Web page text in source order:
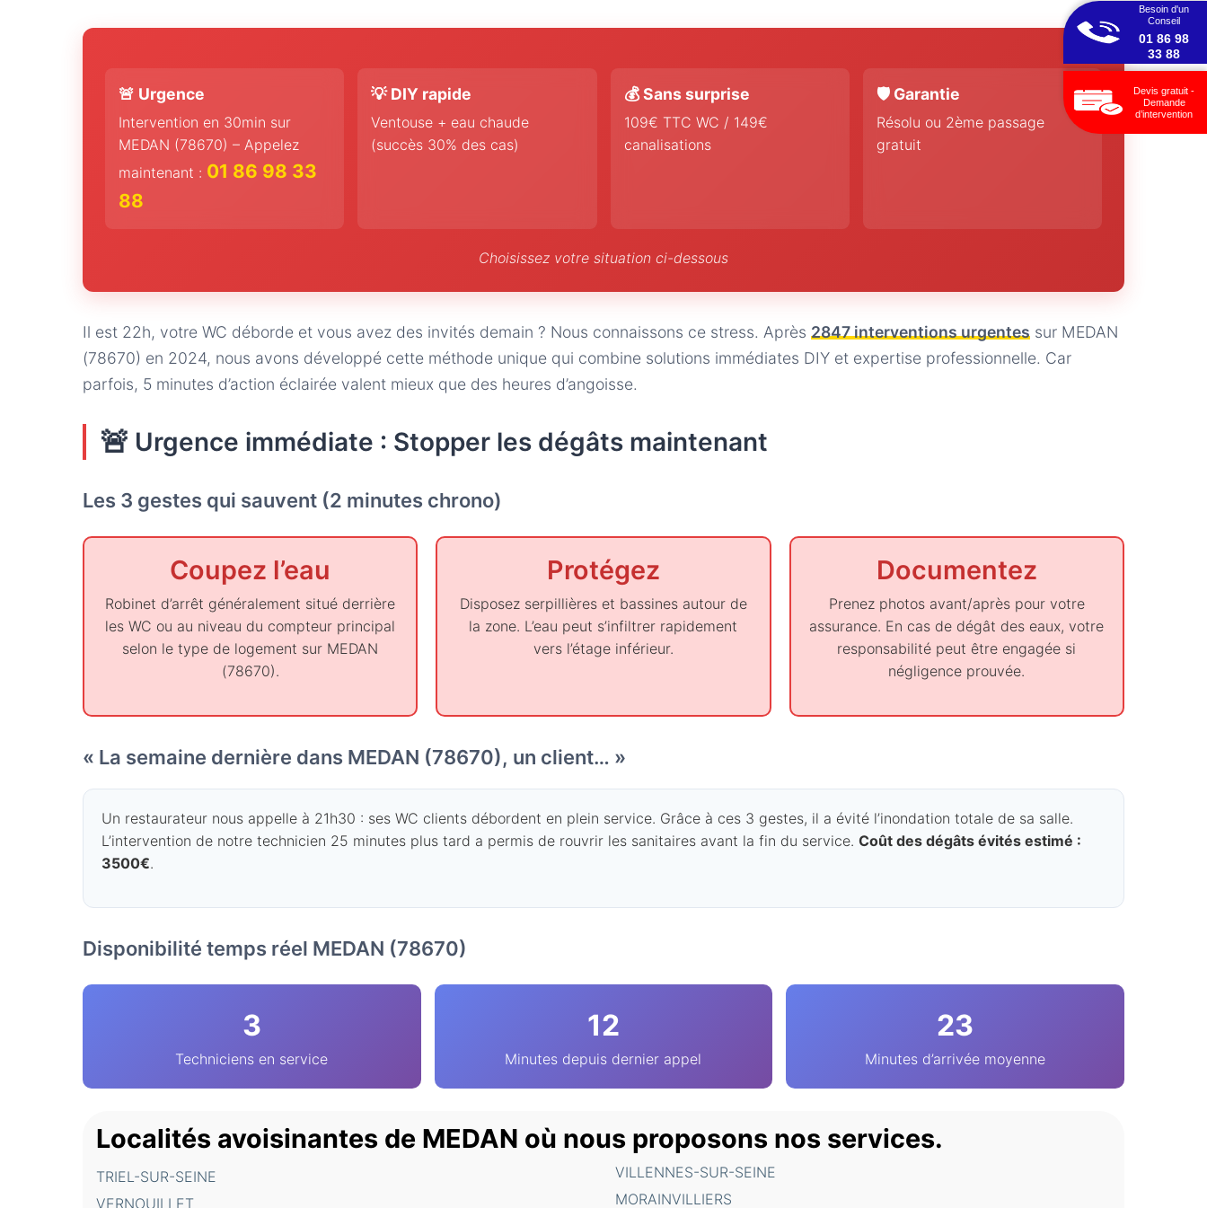
🚨 Urgence
Intervention en 30min sur
MEDAN (78670) – Appelez
maintenant : 01 86 98 33
88
💡 DIY rapide
Ventouse + eau chaude
(succès 30% des cas)
💰 Sans surprise
109€ TTC WC / 149€
canalisations
🛡️ Garantie
Résolu ou 2ème passage
gratuit
Choisissez votre situation ci-dessous
Il est 22h, votre WC déborde et vous avez des invités demain ? Nous connaissons ce stress. Après 2847 interventions urgentes sur MEDAN
(78670) en 2024, nous avons développé cette méthode unique qui combine solutions immédiates DIY et expertise professionnelle. Car
parfois, 5 minutes d’action éclairée valent mieux que des heures d’angoisse.
🚨 Urgence immédiate : Stopper les dégâts maintenant
Les 3 gestes qui sauvent (2 minutes chrono)
Coupez l’eau
Robinet d’arrêt généralement situé derrière
les WC ou au niveau du compteur principal
selon le type de logement sur MEDAN
(78670).
Protégez
Disposez serpillières et bassines autour de
la zone. L’eau peut s’infiltrer rapidement
vers l’étage inférieur.
Documentez
Prenez photos avant/après pour votre
assurance. En cas de dégât des eaux, votre
responsabilité peut être engagée si
négligence prouvée.
« La semaine dernière dans MEDAN (78670), un client… »
Un restaurateur nous appelle à 21h30 : ses WC clients débordent en plein service. Grâce à ces 3 gestes, il a évité l’inondation totale de sa salle.
L’intervention de notre technicien 25 minutes plus tard a permis de rouvrir les sanitaires avant la fin du service. Coût des dégâts évités estimé :
3500€.
Disponibilité temps réel MEDAN (78670)
3
Techniciens en service
12
Minutes depuis dernier appel
23
Minutes d’arrivée moyenne
Localités avoisinantes de MEDAN où nous proposons nos services.
TRIEL-SUR-SEINE
VERNOUILLET
VILLENNES-SUR-SEINE
MORAINVILLIERS
Besoin d'un
Conseil
01 86 98
33 88
Devis gratuit -
Demande
d’intervention